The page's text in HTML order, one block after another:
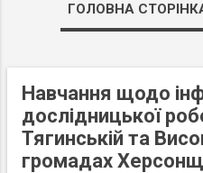
ГОЛОВНА
Навчання щодо
дослідницької
Тягинській та
громадах